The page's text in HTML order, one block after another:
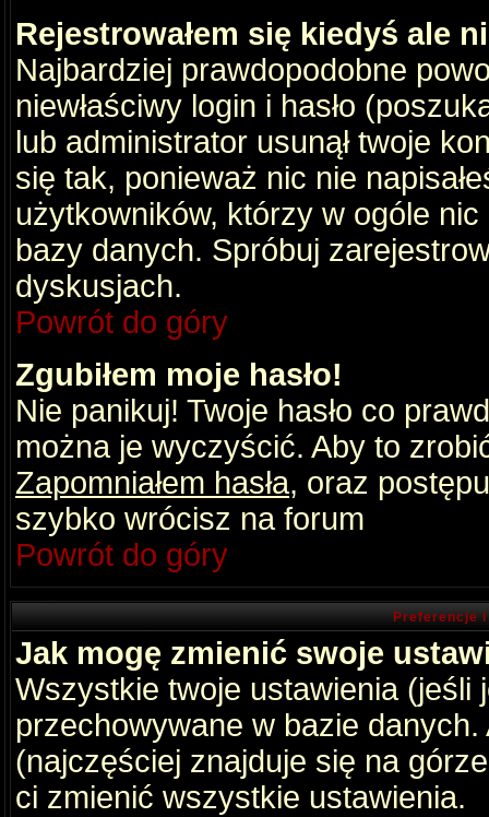
Rejestrowałem się kiedyś ale
Najbardziej prawdopodobne
niewłaściwy login i hasło
lub administrator usunął twoje
się tak, ponieważ nic nie
użytkowników, którzy w ogóle
bazy danych. Spróbuj
dyskusjach.
Powrót do góry
Zgubiłem moje hasło!
Nie panikuj! Twoje hasło co
można je wyczyścić. Aby to
Zapomniałem hasła, oraz
szybko wrócisz na forum
Powrót do góry
Preferencje
Jak mogę zmienić swoje
Wszystkie twoje ustawienia (jeśli
przechowywane w bazie
(najczęściej znajduje się na
ci zmienić wszystkie ustawienia.